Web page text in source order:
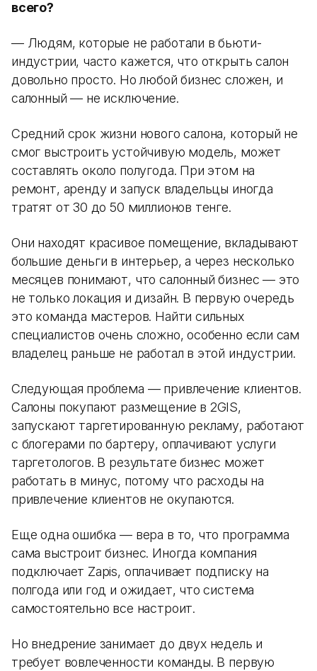
всего?
— Людям, которые не работали в бьюти-
индустрии, часто кажется, что открыть салон
довольно просто. Но любой бизнес сложен, и
салонный — не исключение.
Средний срок жизни нового салона, который не
смог выстроить устойчивую модель, может
составлять около полугода. При этом на
ремонт, аренду и запуск владельцы иногда
тратят от 30 до 50 миллионов тенге.
Они находят красивое помещение, вкладывают
большие деньги в интерьер, а через несколько
месяцев понимают, что салонный бизнес — это
не только локация и дизайн. В первую очередь
это команда мастеров. Найти сильных
специалистов очень сложно, особенно если сам
владелец раньше не работал в этой индустрии.
Следующая проблема — привлечение клиентов.
Салоны покупают размещение в 2GIS,
запускают таргетированную рекламу, работают
с блогерами по бартеру, оплачивают услуги
таргетологов. В результате бизнес может
работать в минус, потому что расходы на
привлечение клиентов не окупаются.
Еще одна ошибка — вера в то, что программа
сама выстроит бизнес. Иногда компания
подключает Zapis, оплачивает подписку на
полгода или год и ожидает, что система
самостоятельно все настроит.
Но внедрение занимает до двух недель и
требует вовлеченности команды. В первую